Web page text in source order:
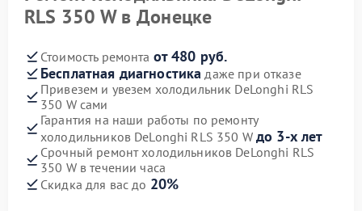
RLS 350 W в Донецке
Стоимость ремонта от 480 руб.
Бесплатная диагностика даже при отказе
Привезем и увезем холодильник DeLonghi RLS
350 W сами
Гарантия на наши работы по ремонту
холодильников DeLonghi RLS 350 W до 3-х лет
Срочный ремонт холодильников DeLonghi RLS
350 W в течении часа
Скидка для вас до 20%